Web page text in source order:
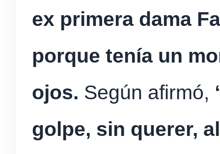
ex primera dama
porque tenía un
ojos. Según afirmó,
golpe, sin querer,